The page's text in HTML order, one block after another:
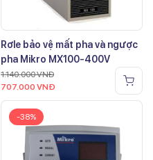
Rơle bảo vệ mất pha và ngược
pha Mikro MX100-400V
1.140.000VNĐ
707.000 VNĐ
-38%